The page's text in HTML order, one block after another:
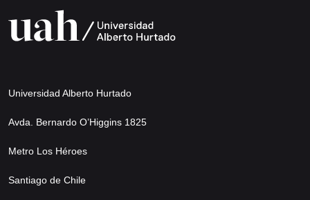
Universidad Alberto Hurtado
Avda. Bernardo O’Higgins 1825
Metro Los Héroes
Santiago de Chile